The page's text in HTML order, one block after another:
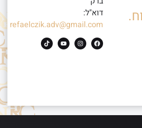
דוא"ל:
refaelczik.adv@gmail.com